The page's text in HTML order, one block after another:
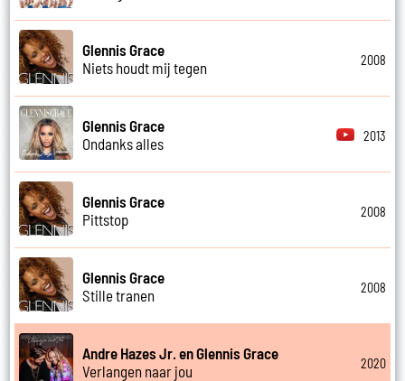
Glennis Grace
Niets houdt mij tegen
2008
Glennis Grace
Ondanks alles
2013
Glennis Grace
Pittstop
2008
Glennis Grace
Stille tranen
2008
Andre Hazes Jr. en Glennis Grace
Verlangen naar jou
2020